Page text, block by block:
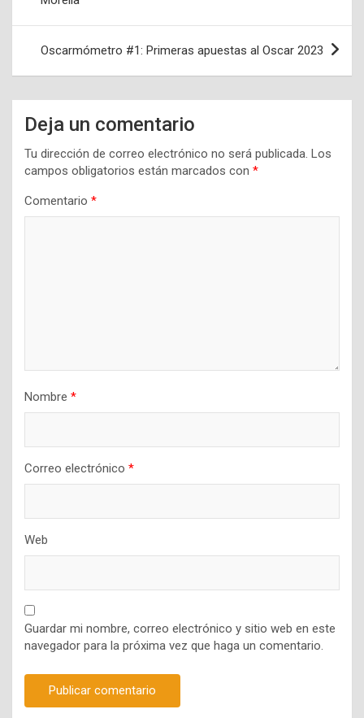
entradas
Oscarmómetro #1: Primeras apuestas al Oscar 2023
Deja un comentario
Tu dirección de correo electrónico no será publicada. Los
campos obligatorios están marcados con *
Comentario *
Nombre *
Correo electrónico *
Web
Guardar mi nombre, correo electrónico y sitio web en este
navegador para la próxima vez que haga un comentario.